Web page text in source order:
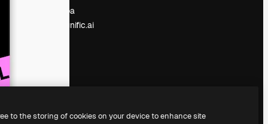
Sala stampa
Cerchi magnific.ai
to the storing of cookies on your device to enhance site